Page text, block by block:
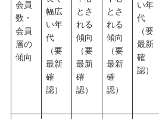
会員
数・
会員
層の
傾向
幅広
い年
代
（要
最新
確
認）
とさ
れる
傾向
（要
最新
確
認）
とさ
れる
傾向
（要
最新
確
認）
い年
代
（要
最新
確
認）